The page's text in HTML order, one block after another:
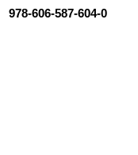
978-606-587-604-0